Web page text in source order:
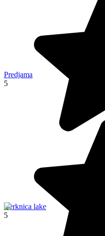
Predjama
5
Cerknica lake
5